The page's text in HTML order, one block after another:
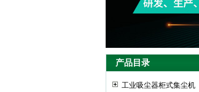
产品目录
工业吸尘器柜式集尘机